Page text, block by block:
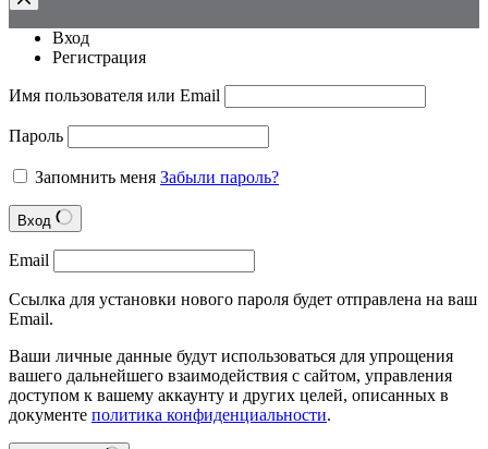
Вход
Регистрация
Имя пользователя или Email
Пароль
Запомнить меня Забыли пароль?
Вход
Email
Ссылка для установки нового пароля будет отправлена на ваш
Email.
Ваши личные данные будут использоваться для упрощения
вашего дальнейшего взаимодействия с сайтом, управления
доступом к вашему аккаунту и других целей, описанных в
документе политика конфиденциальности.